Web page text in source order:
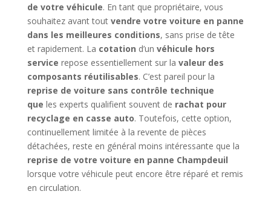
de votre véhicule. En tant que propriétaire, vous
souhaitez avant tout vendre votre voiture en panne
dans les meilleures conditions, sans prise de tête
et rapidement. La cotation d’un véhicule hors
service repose essentiellement sur la valeur des
composants réutilisables. C’est pareil pour la
reprise de voiture sans contrôle technique
que les experts qualifient souvent de rachat pour
recyclage en casse auto. Toutefois, cette option,
continuellement limitée à la revente de pièces
détachées, reste en général moins intéressante que la
reprise de votre voiture en panne Champdeuil
lorsque votre véhicule peut encore être réparé et remis
en circulation.